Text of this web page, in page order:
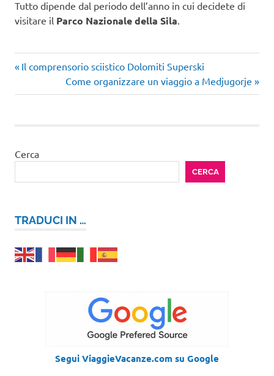
Tutto dipende dal periodo dell’anno in cui decidete di
visitare il Parco Nazionale della Sila
Navigazione
articoli
Articolo
precedente:
Il comprensorio sciistico Dolomiti Superski
Articolo
successivo:
Come organizzare un viaggio a Medjugorje
Cerca
CERCA
TRADUCI IN …
Segui ViaggieVacanze.com su Google